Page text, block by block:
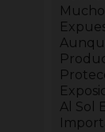
Al Sol